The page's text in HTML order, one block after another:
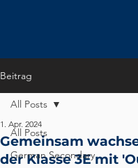
Beitrag
All Posts
German Secondary
All Posts
Gemeinsam
der Klasse 3E mit
1. Apr. 2024